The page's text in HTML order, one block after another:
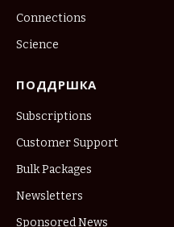
Connections
Science
ПОДДРШКА
Subscriptions
Customer Support
Bulk Packages
Newsletters
Sponsored News